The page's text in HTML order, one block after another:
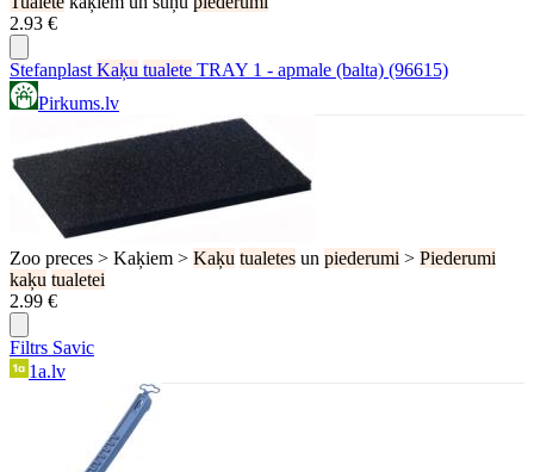
2.93 €
Stefanplast Kaķu tualete TRAY 1 - apmale (balta) (96615)
Pirkums.lv
Zoo preces > Kaķiem > Kaķu tualetes un piederumi > Piederumi
kaķu tualetei
2.99 €
Filtrs Savic
1a.lv